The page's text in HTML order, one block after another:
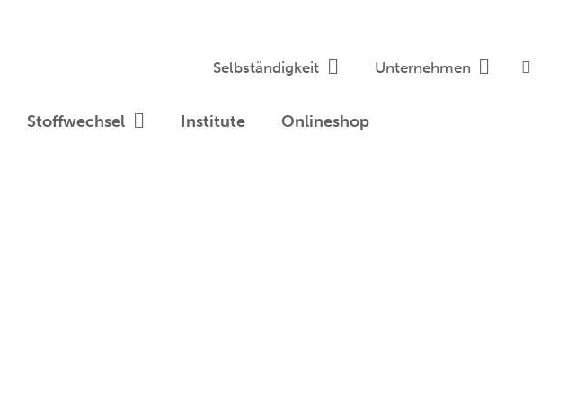
Selbständigkeit Unternehmen
Stoffwechsel Institute Onlineshop